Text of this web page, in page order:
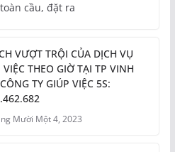
cầu, đặt ra
VƯỢT TRỘI CỦA DỊCH VỤ
VIỆC THEO GIỜ TẠI TP VINH
TY GIÚP VIỆC 5S:
Mười Một 4, 2023